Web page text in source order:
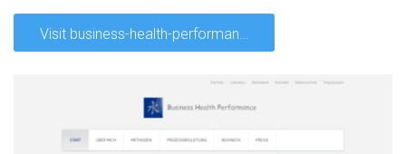
Visit business-health-performance.de